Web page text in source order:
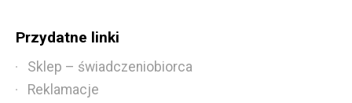
Przydatne linki
Sklep – świadczeniobiorca
Reklamacje